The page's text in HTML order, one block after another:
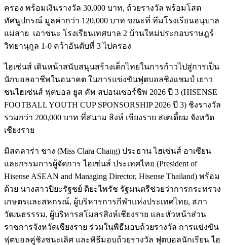
ครอง พร้อมเงินรางวัล 30,000 บาท, ถ้วยรางวัล พร้อมโสต
ทัศนูปกรณ์ มูลค่ากว่า 120,000 บาท ขณะที่ ทีมโรงเรียนอนุบาล
แม่สาย เอาชนะ โรงเรียนเทศบาล 2 บ้านใหม่ประกอบราษฎร์
วิทยานุกูล 1-0 คว้าอันดับที่ 3 ไปครอง
ไฮเซ่นส์ เดินหน้าสนับสนุนสร้างเด็กไทยในการก้าวไปสู่การเป็น
นักบอลอาชีพในอนาคต ในการแข่งขันฟุตบอลชิงแชมป์ เยาว
ชนไฮเซ่นส์ ฟุตบอล ยูส คัพ สปอนเซอร์ชิพ 2026 ปี 3 (HISENSE
FOOTBALL YOUTH CUP SPONSORSHIP 2026 ปี 3) ชิงรางวัล
รวมกว่า 200,000 บาท ที่สนาม สิงห์ เชียงราย สเตเดี้ยม จังหวัด
เชียงราย
มิสคลาร่า ชาง (Miss Clara Chang) ประธาน ไฮเซ่นส์ อาเซียน
และกรรมการผู้จัดการ ไฮเซ่นส์ ประเทศไทย (President of
Hisense ASEAN and Managing Director, Hisense Thailand) พร้อม
ด้วย นางสาวปิยะรัฐชย์ ติยะไพรัช รัฐมนตรีช่วยว่าการกระทรวง
เกษตรและสหกรณ์, ผู้บริหารการกีฬาแห่งประเทศไทย, สภา
วัฒนธรรรม, ผู้บริหารสโมสรสิงห์เชียงราย และหัวหน้าส่วน
ราชการจังหวัดเชียงราย ร่วมในพิธีมอบถ้วยรางวัล การแข่งขัน
ฟุตบอลคู่ชิงชนะเลิศ และพิธีมอบถ้วยรางวัล ฟุตบอลนักเรียน ไฮ